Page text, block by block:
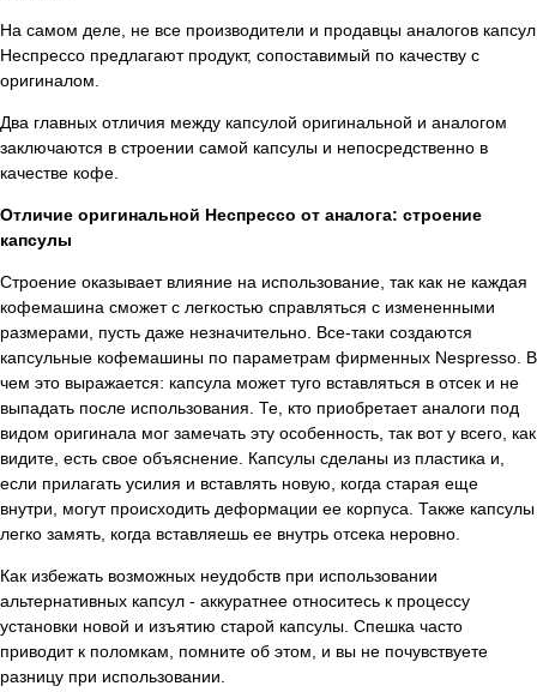
На самом деле, не все производители и продавцы аналогов капсул
Неспрессо предлагают продукт, сопоставимый по качеству с
оригиналом.
Два главных отличия между капсулой оригинальной и аналогом
заключаются в строении самой капсулы и непосредственно в
качестве кофе.
Отличие оригинальной Неспрессо от аналога: строение
капсулы
Строение оказывает влияние на использование, так как не каждая
кофемашина сможет с легкостью справляться с измененными
размерами, пусть даже незначительно. Все-таки создаются
капсульные кофемашины по параметрам фирменных Nespresso. В
чем это выражается: капсула может туго вставляться в отсек и не
выпадать после использования. Те, кто приобретает аналоги под
видом оригинала мог замечать эту особенность, так вот у всего, как
видите, есть свое объяснение. Капсулы сделаны из пластика и,
если прилагать усилия и вставлять новую, когда старая еще
внутри, могут происходить деформации ее корпуса. Также капсулы
легко замять, когда вставляешь ее внутрь отсека неровно.
Как избежать возможных неудобств при использовании
альтернативных капсул - аккуратнее относитесь к процессу
установки новой и изъятию старой капсулы. Спешка часто
приводит к поломкам, помните об этом, и вы не почувствуете
разницу при использовании.